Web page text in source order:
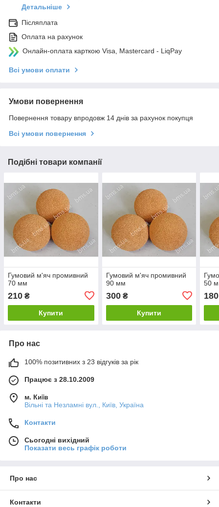
Детальніше
Післяплата
Оплата на рахунок
Онлайн-оплата карткою Visa, Mastercard - LiqPay
Всі умови оплати
Умови повернення
Повернення товару впродовж 14 днів за рахунок покупця
Всі умови повернення
Подібні товари компанії
Гумовий м'яч промивний
70 мм
210 ₴
Купити
Гумовий м'яч промивний
90 мм
300₴
Купити
50
180
Про нас
100% позитивних з 23 відгуків за рік
Працює з 28.10.2009
м. Київ
Вільні та Незламні вул., Київ, Україна
Контакти
Сьогодні вихідний
Показати весь графік роботи
Про нас
Контакти